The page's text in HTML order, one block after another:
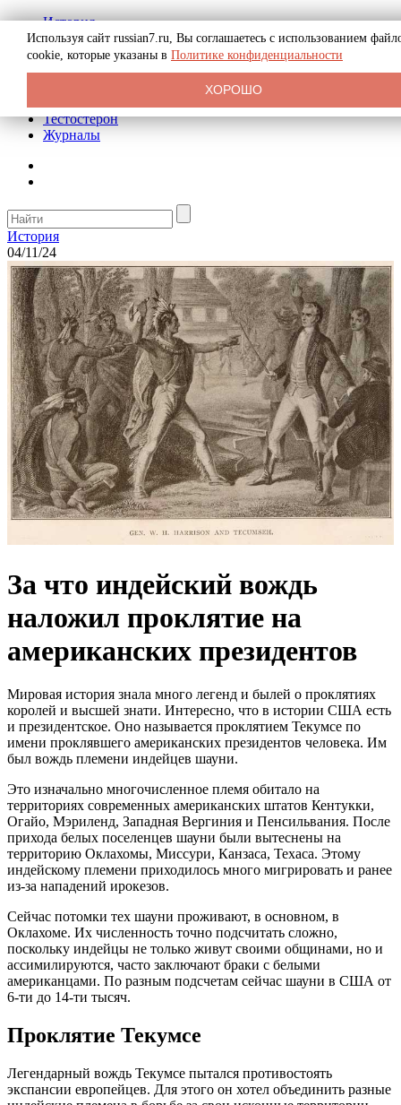
История
Биография
Криминал
Реклама на сайте
Тестостерон
Журналы
История
04/11/24
За что индейский вождь
наложил проклятие на
американских президентов
Мировая история знала много легенд и былей о проклятиях
королей и высшей знати. Интересно, что в истории США есть
и президентское. Оно называется проклятием Текумсе по
имени проклявшего американских президентов человека. Им
был вождь племени индейцев шауни.
Это изначально многочисленное племя обитало на
территориях современных американских штатов Кентукки,
Огайо, Мэриленд, Западная Вергиния и Пенсильвания. После
прихода белых поселенцев шауни были вытеснены на
территорию Оклахомы, Миссури, Канзаса, Техаса. Этому
индейскому племени приходилось много мигрировать и ранее
из-за нападений ирокезов.
Сейчас потомки тех шауни проживают, в основном, в
Оклахоме. Их численность точно подсчитать сложно,
поскольку индейцы не только живут своими общинами, но и
ассимилируются, часто заключают браки с белыми
американцами. По разным подсчетам сейчас шауни в США от
6-ти до 14-ти тысяч.
Проклятие Текумсе
Легендарный вождь Текумсе пытался противостоять
экспансии европейцев. Для этого он хотел объединить разные
Используя сайт russian7.ru, Вы соглашаетесь с использованием
cookie, которые указаны в Политике конфиденциальности
ХОРОШО